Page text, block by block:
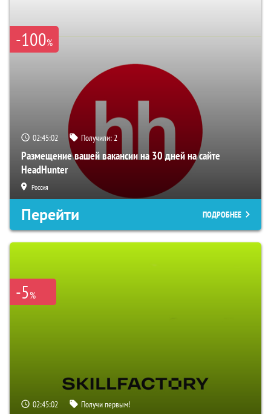
-100%
02:45:00 Получили:2
Размещение вашей вакансии на 30 дней на сайте
HeadHunter
Россия
Перейти ПОДРОБНЕЕ
-5%
02:45:00 Получи первым!